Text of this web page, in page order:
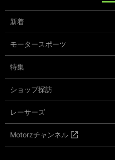
新着
モータースポーツ
特集
ショップ探訪
レーサーズ
Motorzチャンネル